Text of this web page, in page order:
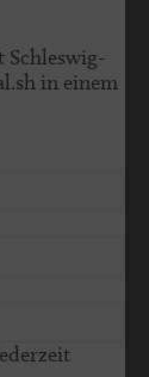
in einem